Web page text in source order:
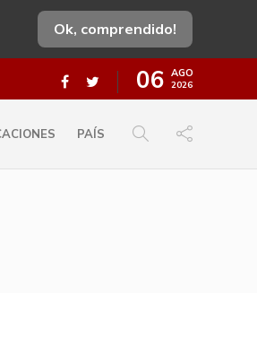
Ok, comprendido!
06 AGO
2026
PAÍS